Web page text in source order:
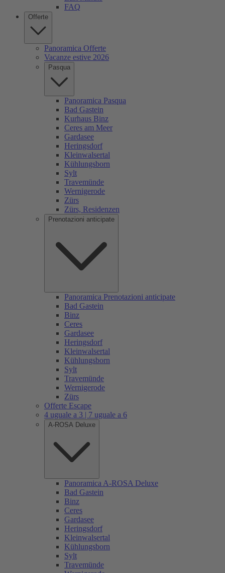
FAQ
Offerte
Panoramica Offerte
Vacanze estive 2026
Pasqua
Panoramica Pasqua
Bad Gastein
Kurhaus Binz
Ceres am Meer
Gardasee
Heringsdorf
Kleinwalsertal
Kühlungsborn
Sylt
Travemünde
Wernigerode
Zürs
Zürs, Residenzen
Prenotazioni anticipate
Panoramica Prenotazioni anticipate
Bad Gastein
Binz
Ceres
Gardasee
Heringsdorf
Kleinwalsertal
Kühlungsborn
Sylt
Travemünde
Wernigerode
Zürs
Offerte Escape
4 uguale a 3 | 7 uguale a 6
A-ROSA Deluxe
Panoramica A-ROSA Deluxe
Bad Gastein
Binz
Ceres
Gardasee
Heringsdorf
Kleinwalsertal
Kühlungsborn
Sylt
Travemünde